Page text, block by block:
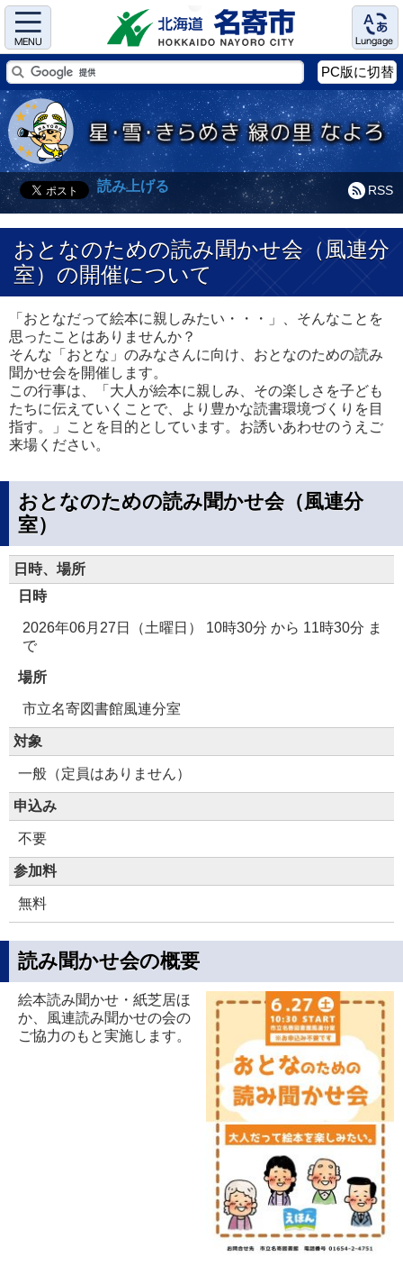
Menu Language
PC版に切替
RSS
読み上げる
おとなのための読み聞かせ会（風連分
室）の開催について
「おとなだって絵本に親しみたい・・・」、そんなことを
思ったことはありませんか？
そんな「おとな」のみなさんに向け、おとなのための読み
聞かせ会を開催します。
この行事は、「大人が絵本に親しみ、その楽しさを子ども
たちに伝えていくことで、より豊かな読書環境づくりを目
指す。」ことを目的としています。お誘いあわせのうえご
来場ください。
おとなのための読み聞かせ会（風連分
室）
日時、場所
日時
2026年06月27日（土曜日） 10時30分 から 11時30分 ま
で
場所
市立名寄図書館風連分室
対象
一般（定員はありません）
申込み
不要
参加料
無料
読み聞かせ会の概要
絵本読み聞かせ・紙芝居ほ
か、風連読み聞かせの会の
ご協力のもと実施します。